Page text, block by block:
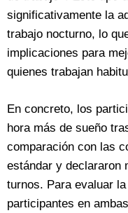
significativamente la
trabajo nocturno, lo
implicaciones para
quienes trabajan
En concreto, los
hora más de sueño
comparación con las
estándar y declararon
turnos. Para evaluar
participantes en